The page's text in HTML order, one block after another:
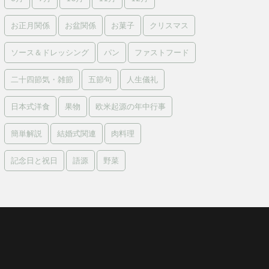
お正月関係 お盆関係 お菓子 クリスマス
ソース＆ドレッシング パン ファストフード
二十四節気・雑節 五節句 人生儀礼
日本式洋食 果物 欧米起源の年中行事
簡単解説 結婚式関連 肉料理
記念日と祝日 語源 野菜